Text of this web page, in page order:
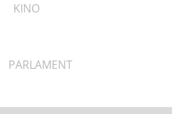
KINO
PARLAMENT